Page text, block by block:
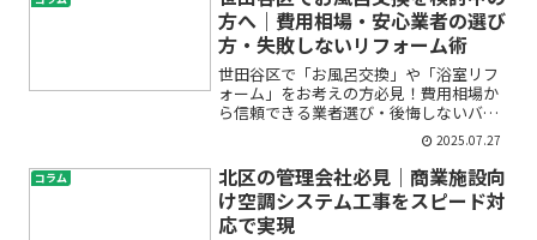
選べば失敗しないの？」と...
方へ｜費用相場・安心業者の選び
方・失敗しないリフォーム術
世田谷区で「お風呂交換」や「浴室リフ
ォーム」をお考えの方必見！費用相場か
ら信頼できる業者選び・後悔しないバス
ルームリノベの進め方「お風呂が古くな
ってきたけど、どのくらい費用がかかる
の？」「信頼できるお風呂交換業者をど
う選べばいいの？」「浴室...
2025.07.27
コラム
北区の管理会社必見｜商業施設向
け空調システム工事をスピード対
応で実現